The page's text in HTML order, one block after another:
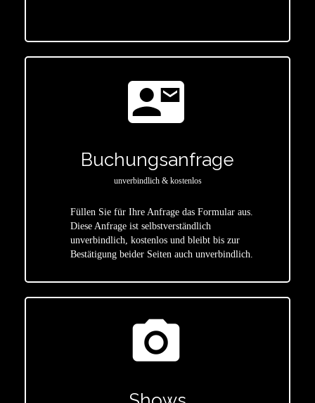
contact_mail
Buchungsanfrage
unverbindlich & kostenlos
Füllen Sie für Ihre Anfrage das Formular aus.
Diese Anfrage ist selbstverständlich
unverbindlich, kostenlos und bleibt bis zur
Bestätigung beider Seiten auch unverbindlich.
photo_camera